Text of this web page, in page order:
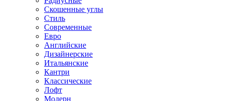
Скошенные углы
Стиль
Современные
Евро
Английские
Дизайнерские
Итальянские
Кантри
Классические
Лофт
Модерн